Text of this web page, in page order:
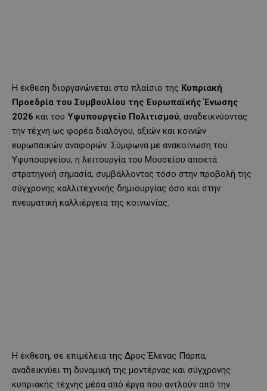
Η έκθεση διοργανώνεται στο πλαίσιο της Κυπριακή
Προεδρία του Συμβουλίου της Ευρωπαϊκής Ένωσης
2026 και του Υφυπουργείο Πολιτισμού, αναδεικνύοντας
την τέχνη ως φορέα διαλόγου, αξιών και κοινών
ευρωπαϊκών αναφορών. Σύμφωνα με ανακοίνωση του
Υφυπουργείου, η λειτουργία του Μουσείου αποκτά
στρατηγική σημασία, συμβάλλοντας τόσο στην προβολή της
σύγχρονης καλλιτεχνικής δημιουργίας όσο και στην
πνευματική καλλιέργεια της κοινωνίας.
Η έκθεση, σε επιμέλεια της Δρος Έλενας Πάρπα,
αναδεικνύει τη δυναμική της μοντέρνας και σύγχρονης
κυπριακής τέχνης μέσα από έργα που αντλούν από την